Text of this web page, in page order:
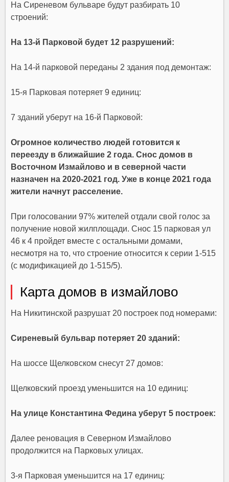
На Сиреневом бульваре будут разбирать 10
строений:
На 13-й Парковой будет 12 разрушений:
На 14-й парковой переданы 2 здания под демонтаж:
15-я Парковая потеряет 9 единиц:
7 зданий уберут на 16-й Парковой:
Огромное количество людей готовится к
переезду в ближайшие 2 года. Снос домов в
Восточном Измайлово и в северной части
назначен на 2020-2021 год. Уже в конце 2021 года
жители начнут расселение.
При голосовании 97% жителей отдали свой голос за
получение новой жилплощади. Снос 15 парковая ул
46 к 4 пройдет вместе с остальными домами,
несмотря на то, что строение относится к серии 1-515
(с модификацией до 1-515/5).
Карта домов в измайлово
На Никитинской разрушат 20 построек под номерами:
Сиреневый бульвар потеряет 20 зданий:
На шоссе Щелковском снесут 27 домов:
Щелковский проезд уменьшится на 10 единиц:
На улице Константина Федина уберут 5 построек:
Далее реновация в Северном Измайлово
продолжится на Парковых улицах.
3-я Парковая уменьшится на 17 единиц: